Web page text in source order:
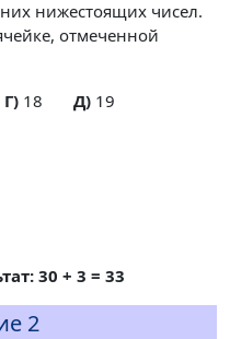
нижестоящих чисел.
отмеченной
Г)18 Д)19
30 + 3 = 33
2